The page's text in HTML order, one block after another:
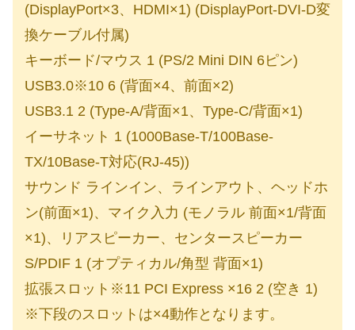
(DisplayPort×3、HDMI×1) (DisplayPort-DVI-D変
換ケーブル付属)
キーボード/マウス 1 (PS/2 Mini DIN 6ピン)
USB3.0※10 6 (背面×4、前面×2)
USB3.1 2 (Type-A/背面×1、Type-C/背面×1)
イーサネット 1 (1000Base-T/100Base-
TX/10Base-T対応(RJ-45))
サウンド ラインイン、ラインアウト、ヘッドホ
ン(前面×1)、マイク入力 (モノラル 前面×1/背面
×1)、リアスピーカー、センタースピーカー
S/PDIF 1 (オプティカル/角型 背面×1)
拡張スロット※11 PCI Express ×16 2 (空き 1)
※下段のスロットは×4動作となります。